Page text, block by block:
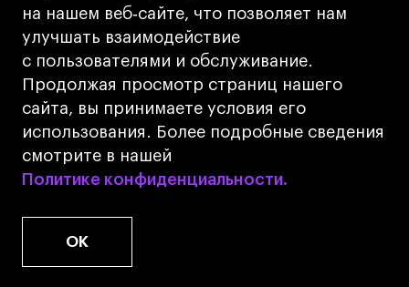
Где лиды? Как прошел
индустриальный день факультета
бизнеса и маркетинга
28.05.2026
Проекты
на нашем веб‑сайте, что позволяет нам
улучшать взаимодействие
с пользователями и обслуживание.
Продолжая просмотр страниц нашего
сайта, вы принимаете условия его
использования. Более подробные сведения
смотрите в нашей
Политике конфиденциальности.
Политике конфиденциальности.
OK